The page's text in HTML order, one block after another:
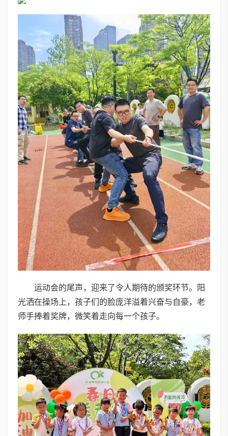
运动会的尾声，迎来了令人期待的颁奖环节。阳
光洒在操场上，孩子们的脸庞洋溢着兴奋与自豪，老
师手捧着奖牌，微笑着走向每一个孩子。